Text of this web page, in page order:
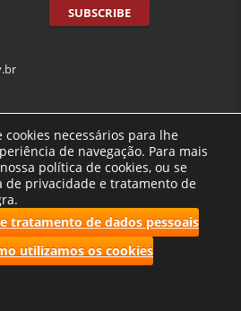
Todos os direitos reservados.
necessários para lhe
de navegação. Para mais
política de cookies, ou se
de privacidade e tratamento de
tratamento de dados pessoais
utilizamos os cookies